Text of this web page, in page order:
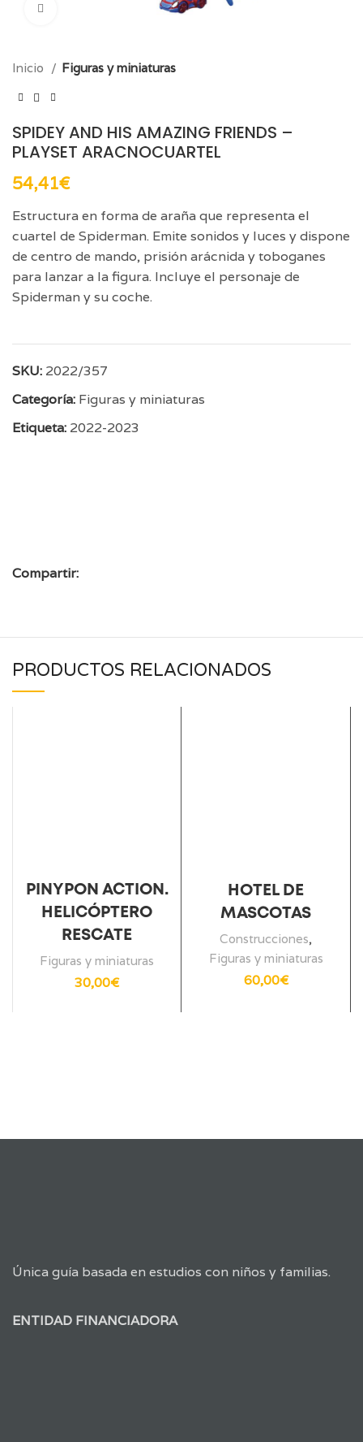
Inicio Figuras y miniaturas
SPIDEY AND HIS AMAZING FRIENDS –
PLAYSET ARACNOCUARTEL
54,41€
Estructura en forma de araña que representa el
cuartel de Spiderman. Emite sonidos y luces y dispone
de centro de mando, prisión arácnida y toboganes
para lanzar a la figura. Incluye el personaje de
Spiderman y su coche.
SKU: 2022/357
Categoría: Figuras y miniaturas
Etiqueta: 2022-2023
Compartir:
PRODUCTOS RELACIONADOS
PINYPON ACTION.
HELICÓPTERO
RESCATE
Figuras y miniaturas
30,00€
HOTEL DE
MASCOTAS
Construcciones,
Figuras y miniaturas
60,00€
Única guía basada en estudios con niños y familias.
ENTIDAD FINANCIADORA